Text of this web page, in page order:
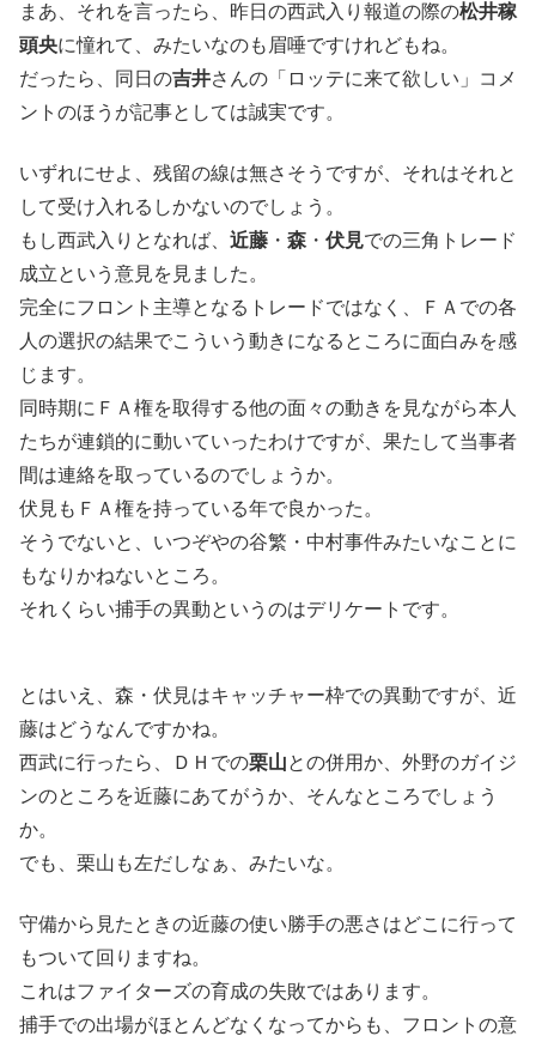
まあ、それを言ったら、昨日の西武入り報道の際の松井稼
頭央に憧れて、みたいなのも眉唾ですけれどもね。
だったら、同日の吉井さんの「ロッテに来て欲しい」コメ
ントのほうが記事としては誠実です。
いずれにせよ、残留の線は無さそうですが、それはそれと
して受け入れるしかないのでしょう。
もし西武入りとなれば、 近藤 ・ 森 ・ 伏見での三角トレード
成立という意見を見ました。
完全にフロント主導となるトレードではなく、ＦＡでの各
人の選択の結果でこういう動きになるところに面白みを感
じます。
同時期にＦＡ権を取得する他の面々の動きを見ながら本人
たちが連鎖的に動いていったわけですが、果たして当事者
間は連絡を取っているのでしょうか。
伏見もＦＡ権を持っている年で良かった。
そうでないと、いつぞやの谷繁・中村事件みたいなことに
もなりかねないところ。
それくらい捕手の異動というのはデリケートです。
とはいえ、森・伏見はキャッチャー枠での異動ですが、近
藤はどうなんですかね。
西武に行ったら、ＤＨでの栗山との併用か、外野のガイジ
ンのところを近藤にあてがうか、そんなところでしょう
か。
でも、栗山も左だしなぁ、みたいな。
守備から見たときの近藤の使い勝手の悪さはどこに行って
もついて回りますね。
これはファイターズの育成の失敗ではあります。
捕手での出場がほとんどなくなってからも、フロントの意